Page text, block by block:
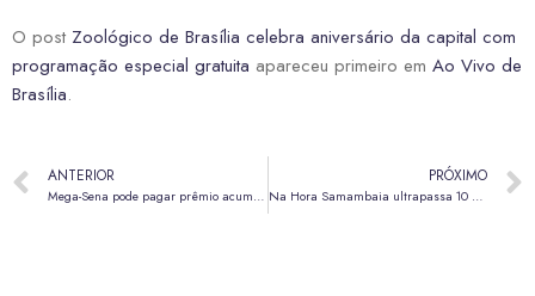
O post Zoológico de Brasília celebra aniversário da capital com
programação especial gratuita apareceu primeiro em Ao Vivo de
Brasília.
ANTERIOR
Mega-Sena pode pagar prêmio acumulado em R$ 45 milhões nesta terça-feira (14)
PRÓXIMO
Na Hora Samambaia ultrapassa 10 mil atendimentos em apenas 20 dias de funcionamento